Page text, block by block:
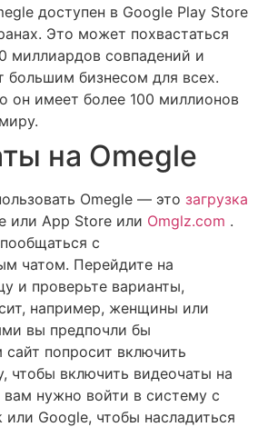
доступен в Google Play Store
Это может похвастаться
миллиардов совпадений и
большим бизнесом для всех.
он имеет более 100 миллионов
на Omegle
Omegle — это загрузка
или App Store или Omglz.com .
с
чатом. Перейдите на
и проверьте варианты,
например, женщины или
вы предпочли бы
сайт попросит включить
чтобы включить видеочаты на
вам нужно войти в систему с
Google, чтобы насладиться